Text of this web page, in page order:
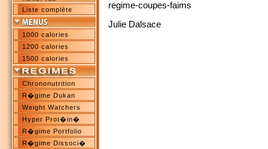
Liste complète
1000 calories
1200 calories
1500 calories
Chrononutrition
R�gime Dukan
Weight Watchers
Hyper Prot�in�
R�gime Portfolio
R�gime Dissoci�
regime-coupes-faims
Julie Dalsace